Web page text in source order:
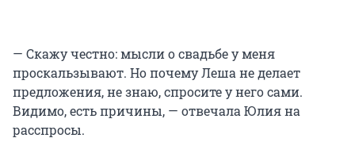
— Скажу честно: мысли о свадьбе у меня
проскальзывают. Но почему Леша не делает
предложения, не знаю, спросите у него сами.
Видимо, есть причины, — отвечала Юлия на
расспросы.